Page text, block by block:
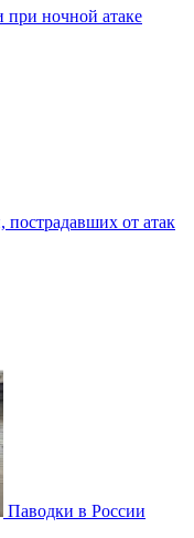
при ночной атаке
от атак
Паводки в России